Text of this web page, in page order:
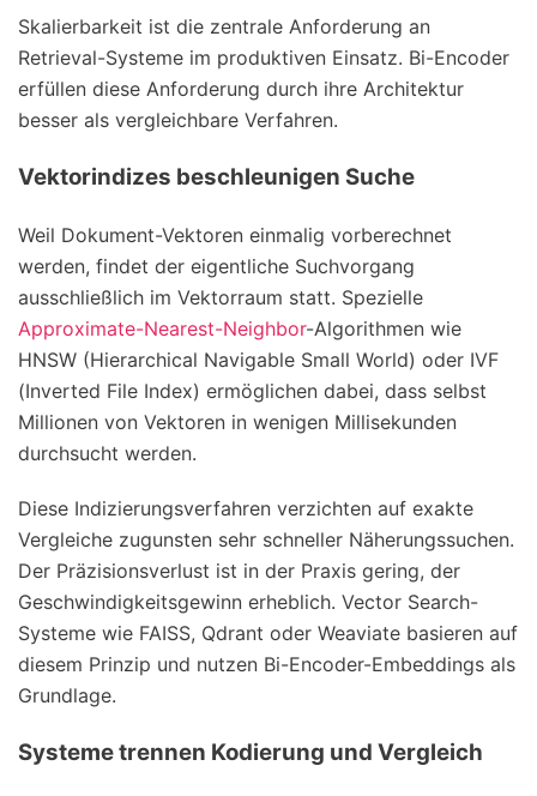
Skalierbarkeit ist die zentrale Anforderung an
Retrieval-Systeme im produktiven Einsatz. Bi-Encoder
erfüllen diese Anforderung durch ihre Architektur
besser als vergleichbare Verfahren.
Vektorindizes beschleunigen Suche
Weil Dokument-Vektoren einmalig vorberechnet
werden, findet der eigentliche Suchvorgang
ausschließlich im Vektorraum statt. Spezielle
Approximate-Nearest-Neighbor-Algorithmen wie
HNSW (Hierarchical Navigable Small World) oder IVF
(Inverted File Index) ermöglichen dabei, dass selbst
Millionen von Vektoren in wenigen Millisekunden
durchsucht werden.
Diese Indizierungsverfahren verzichten auf exakte
Vergleiche zugunsten sehr schneller Näherungssuchen.
Der Präzisionsverlust ist in der Praxis gering, der
Geschwindigkeitsgewinn erheblich. Vector Search-
Systeme wie FAISS, Qdrant oder Weaviate basieren auf
diesem Prinzip und nutzen Bi-Encoder-Embeddings als
Grundlage.
Systeme trennen Kodierung und Vergleich